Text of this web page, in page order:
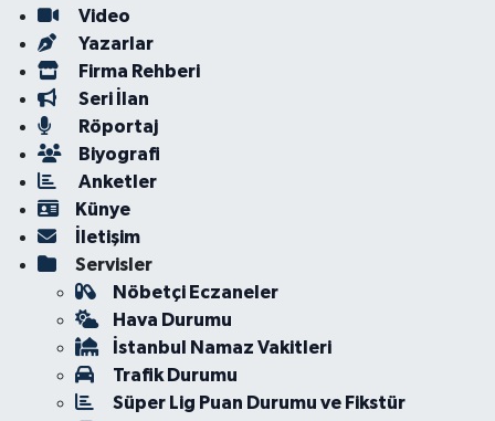
Video
Yazarlar
Firma Rehberi
Seri İlan
Röportaj
Biyografi
Anketler
Künye
İletişim
Servisler
Nöbetçi Eczaneler
Hava Durumu
İstanbul Namaz Vakitleri
Trafik Durumu
Süper Lig Puan Durumu ve Fikstür